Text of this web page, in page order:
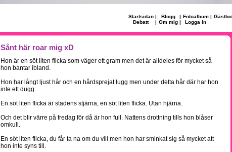
Startsidan | Blogg | Fotoalbum |
Debatt
| Om mig | Logga in
Sånt här roar mig xD
Hon är en söt liten flicka som väger ett gram men det är alldeles för mycket så
hon bantar ibland.
Hon har långt ljust hår och en hårdsprejat lugg men under detta hår där har hon
inte ett dugg.
En söt liten flicka är stadens stjärna, en söt liten flicka. Utan hjärna.
Och det blir värre på fredag för då är hon full. Nattens drottning tills hon blåser
omkull.
En söt liten flicka, du får ta na om du vill men hon har sminkat sig så mycket att
hon inte syns till.